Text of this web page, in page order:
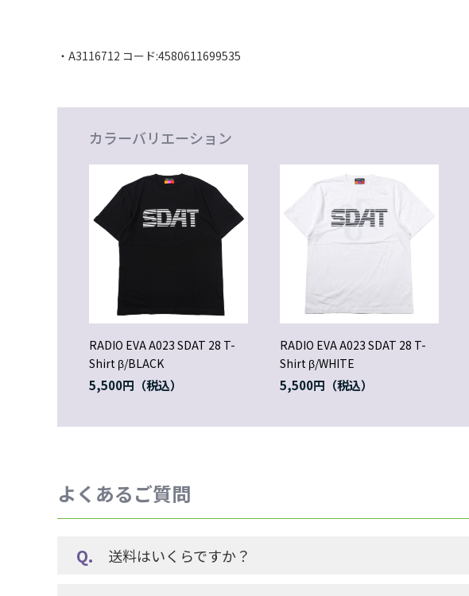
・A3116712 コード:4580611699535
カラーバリエーション
RADIO EVA A023 SDAT 28 T-
Shirt β/BLACK
5,500円
RADIO EVA A023 SDAT 28 T-
Shirt β/WHITE
5,500円
よくあるご質問
送料はいくらですか？